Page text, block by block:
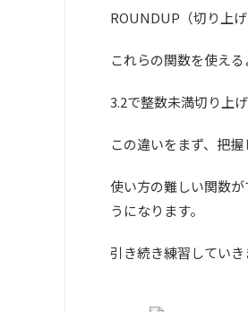
ROUNDUP（切り上
これらの関数を使え
3.2で整数未満切り上
この違いをまず、把握
使い方の難しい関数
うになります。
引き続き練習していき